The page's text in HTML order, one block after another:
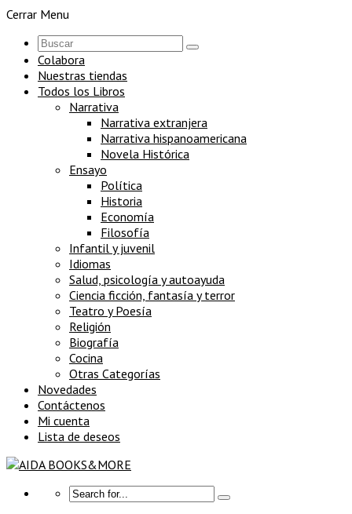
Cerrar Menu
Colabora
Nuestras tiendas
Todos los Libros
Narrativa
Narrativa extranjera
Narrativa hispanoamericana
Novela Histórica
Ensayo
Política
Historia
Economía
Filosofía
Infantil y juvenil
Idiomas
Salud, psicología y autoayuda
Ciencia ficción, fantasía y terror
Teatro y Poesía
Religión
Biografía
Cocina
Otras Categorías
Novedades
Contáctenos
Mi cuenta
Lista de deseos